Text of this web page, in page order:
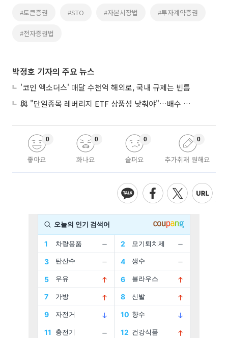
#토큰증권 #STO #자본시장법 #투자계약증권
#전자증권법
박정호 기자의 주요 뉴스
'코인 엑소더스' 매달 수천억 해외로, 국내 규제는 빈틈
與 "단일종목 레버리지 ETF 상품성 낮춰야"…배수 조정안도 거론
좋아요
0
화나요
0
슬퍼요
0
추가취재 원해요
0